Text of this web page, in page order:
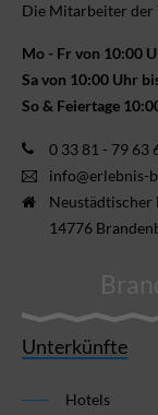
Die Mitarbeiter der
Mo - Fr von 10:00
Sa von 10:00 Uhr
So & Feiertage
0 33 81 - 79 63
info@erlebnis-
Neustädtischer
14776
Unterkünfte
Hotels